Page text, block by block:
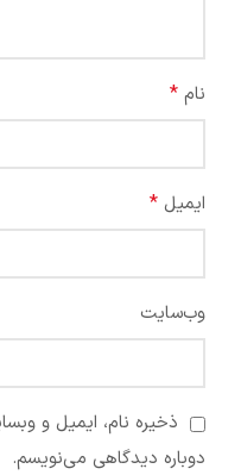
نام *
ایمیل *
وب‌سایت
ذخیره نام، ایمیل و
دوباره دیدگاهی می‌نویسم.